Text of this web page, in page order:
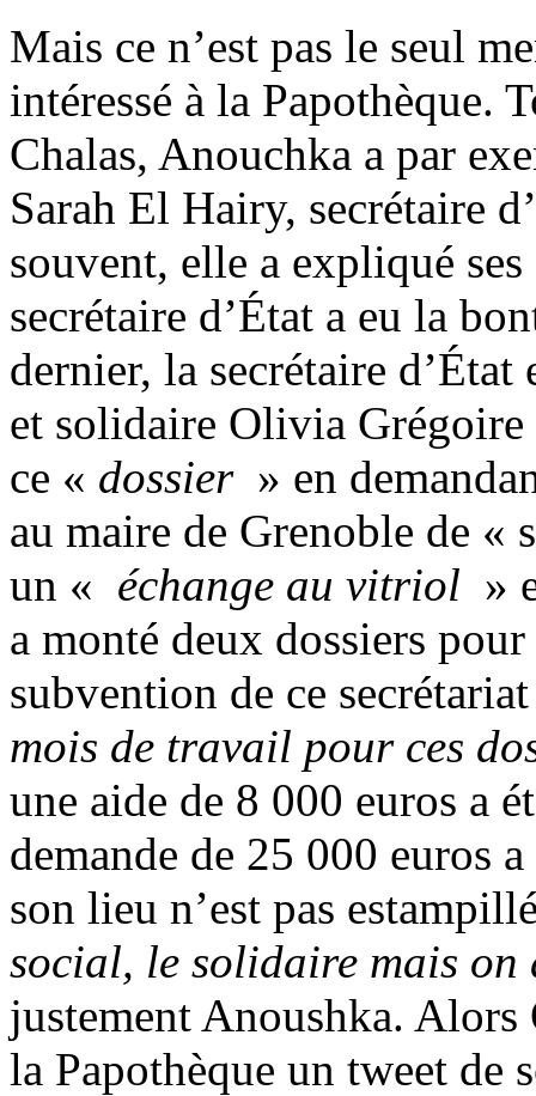
Mais ce n’est pas le seul
intéressé à la Papothèque.
Chalas, Anouchka a par
Sarah El Hairy, secrétaire
souvent, elle a expliqué
secrétaire d’État a eu la
dernier, la secrétaire d’État
et solidaire Olivia Grégoire
ce « dossier » en
au maire de Grenoble de «
un « échange au vitriol »
a monté deux dossiers
subvention de ce
mois de travail pour ces
une aide de 8 000 euros a
demande de 25 000 euros
son lieu n’est pas
social, le solidaire mais on
justement Anoushka.
la Papothèque un tweet de